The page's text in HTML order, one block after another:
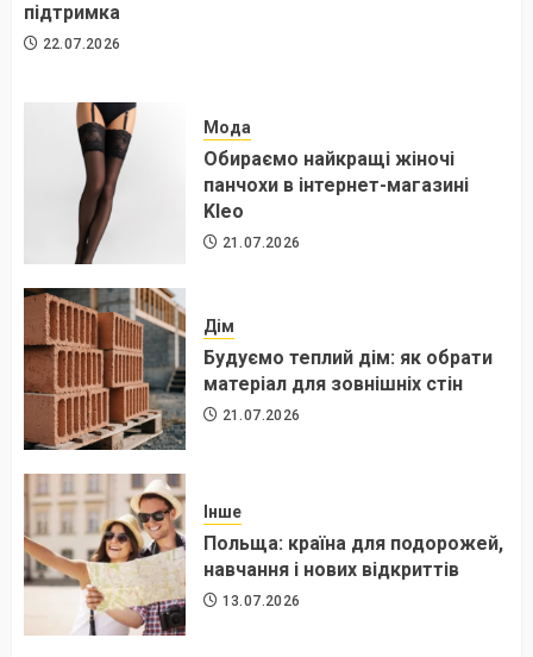
підтримка
22.07.2026
Мода
Обираємо найкращі жіночі
панчохи в інтернет-магазині
Kleo
21.07.2026
Дім
Будуємо теплий дім: як обрати
матеріал для зовнішніх стін
21.07.2026
Інше
Польща: країна для подорожей,
навчання і нових відкриттів
13.07.2026